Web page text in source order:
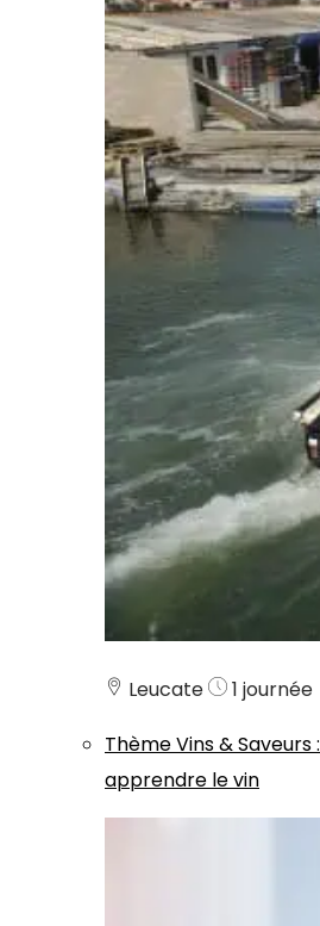
Leucate
1 journée
ThèmeVins & Saveurs:
apprendre le vin